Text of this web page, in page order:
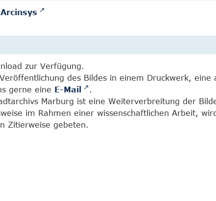
Arcinsys
zur Verfügung.
des Bildes in einem Druckwerk, eine
gerne eine E-Mail
.
Marburg ist eine Weiterverbreitung der
im Rahmen einer wissenschaftlichen Arbeit,
Zitierweise gebeten.